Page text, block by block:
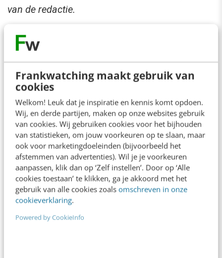
Frankwatching maakt gebruik van
cookies
Welkom! Leuk dat je inspiratie en kennis komt opdoen.
Wij, en derde partijen, maken op onze websites gebruik
van cookies. Wij gebruiken cookies voor het bijhouden
van statistieken, om jouw voorkeuren op te slaan, maar
ook voor marketingdoeleinden (bijvoorbeeld het
afstemmen van advertenties). Wil je je voorkeuren
aanpassen, klik dan op ‘Zelf instellen’. Door op ‘Alle
cookies toestaan’ te klikken, ga je akkoord met het
gebruik van alle cookies zoals omschreven in onze
cookieverklaring.
Powered by CookieInfo
van de redactie.
“Bedrijven die stevig staan in hun waarden
komen deze geopolitieke storm het beste
door” [podcast]
3 min· Stef Heutink
Zo bouw je een AI die het niet met je eens is
[stappenplan]
6 min·Kim Pot
Denk je dat je positionering helder is? Doe de
managementtest
4 min·Richard Poolman